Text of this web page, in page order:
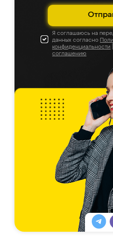
Я соглашаюсь на
данных согласно
конфиденциальности
соглашению